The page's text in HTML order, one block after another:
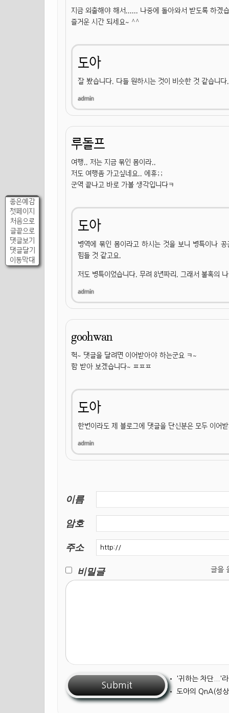
좋은예감
첫페이지
처음으로
글끝으로
댓글보기
댓글달기
이동막대
지금 외출해야 해서...... 나중에 돌아와서 받도록 하겠
즐거운 시간 되세요~ ^^
도아
잘 봤습니다. 다들 원하시는 것이 비슷한 것 같습니
루돌프
여행.. 저는 지금 묶인 몸이라..
저도 여행좀 가고싶네요.. 에휴;;
군역 끝나고 바로 가볼 생각입니다ㅋ
도아
병역에 묶인 몸이라고 하시는 것을 보니 병특이나
힘들 것 같고요.
저도 병특이었습니다. 무려 8년짜리. 그래서 불혹의
goohwan
헉~ 댓글을 달려면 이어받아야 하는군요 ㅋ~
함 받아 보겠습니다~ ㅍㅍㅍ
도아
한번이라도 제 블로그에 댓글을 단신분은 모두 이어
이름
암호
주소
비밀글
글을
• '귀하는 차단...'
• 도아의 QnA(성